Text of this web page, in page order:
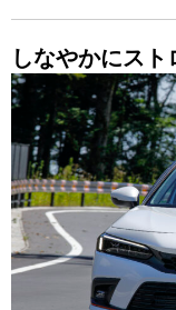
しなやかにス